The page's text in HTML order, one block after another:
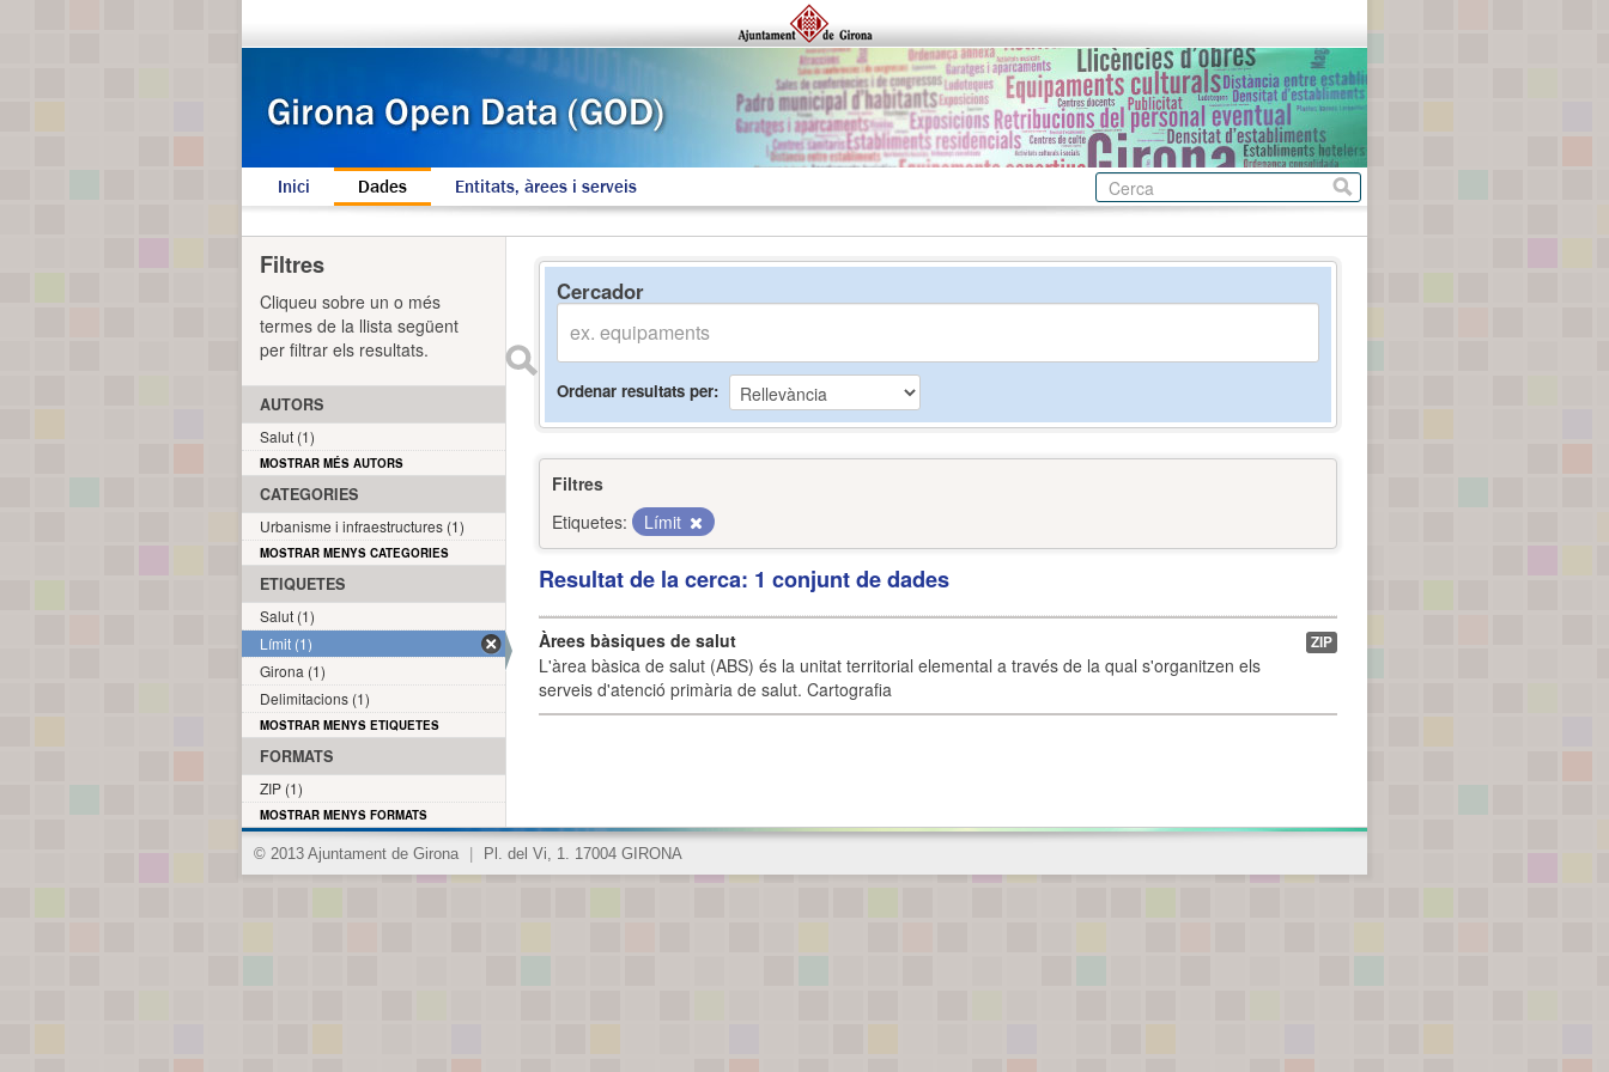
Inici Dades Entitats, àrees i serveis
Cercador
Ordenar resultats per
Filtres
Etiquetes:
Límit
Resultat de la cerca: 1 conjunt de dades
Àrees bàsiques de salut
L'àrea bàsica de salut (ABS) és la unitat territorial elemental a través de la qual s'organitzen els
serveis d'atenció primària de salut. Cartografia
ZIP
Filtres
Cliqueu sobre un o més
termes de la llista següent
per filtrar els resultats.
AUTORS
Salut (1)
MOSTRAR MÉS AUTORS
CATEGORIES
Urbanisme i infraestructures (1)
MOSTRAR MENYS CATEGORIES
ETIQUETES
Salut (1)
Límit (1)
Girona (1)
Delimitacions (1)
MOSTRAR MENYS ETIQUETES
FORMATS
ZIP (1)
MOSTRAR MENYS FORMATS
© 2013 Ajuntament de Girona Pl. del Vi, 1. 17004 GIRONA